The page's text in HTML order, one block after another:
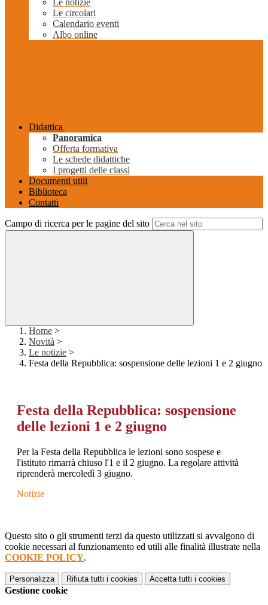
Le notizie
Le circolari
Calendario eventi
Albo online
Didattica
Panoramica
Offerta formativa
Le schede didattiche
I progetti delle classi
Documenti utili
Biblioteca
Contatti
Campo di ricerca per le pagine del sito
Home >
Novità >
Le notizie >
Festa della Repubblica: sospensione delle lezioni 1 e 2 giugno
Festa della Repubblica: sospensione
delle lezioni 1 e 2 giugno
Per la Festa della Repubblica le lezioni sono sospese e
l'istituto rimarrà chiuso l'1 e il 2 giugno. La regolare attività
riprenderà mercoledì 3 giugno.
Notizie
Questo sito o gli strumenti terzi da questo utilizzati si avvalgono di
cookie necessari al funzionamento ed utili alle finalità illustrate nella
COOKIE POLICY.
Personalizza Rifiuta tutti i cookies Accetta tutti i cookies
Gestione cookie